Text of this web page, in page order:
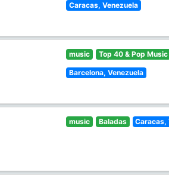
Caracas, Venezuela
music Top 40 & Pop Music
Barcelona, Venezuela
music Baladas Caracas,